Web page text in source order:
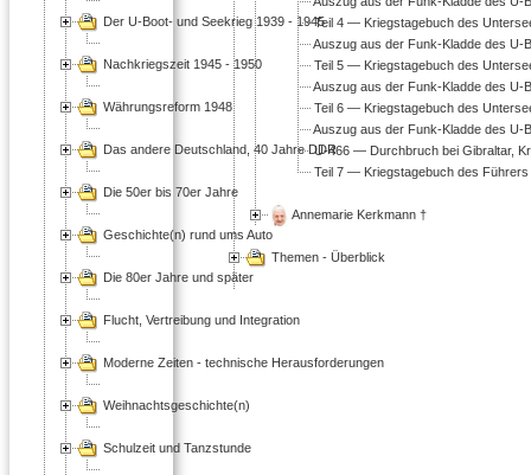
Teil 4 — Kriegstagebuch des
Auszug aus der Funk-Kladde des U-
Teil 5 — Kriegstagebuch des
Auszug aus der Funk-Kladde des U-
Teil 6 — Kriegstagebuch des
Auszug aus der Funk-Kladde des U-
U-466 — Durchbruch bei Gibraltar,
Teil 7 — Kriegstagebuch des
Annemarie Kerkmann †
Themen - Überblick
Der U-Boot- und Seekrieg 1939 - 1945
Nachkriegszeit 1945 - 1950
Währungsreform 1948
Das andere Deutschland, 40 Jahre DDR
Die 50er bis 70er Jahre
Geschichte(n) rund ums Auto
Die 80er Jahre und später
Flucht, Vertreibung und Integration
Moderne Zeiten - technische Herausforderungen
Weihnachtsgeschichte(n)
Schulzeit und Tanzstunde